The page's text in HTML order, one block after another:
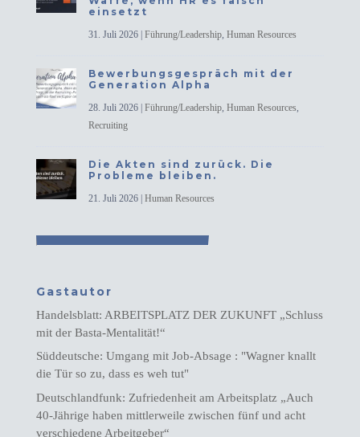
einsetzt
31. Juli 2026| Führung/Leadership, Human Resources
Bewerbungsgespräch mit der
Generation Alpha
28. Juli 2026| Führung/Leadership, Human Resources,
Recruiting
Die Akten sind zurück. Die
Probleme bleiben.
21. Juli 2026| Human Resources
Gastautor
Handelsblatt: ARBEITSPLATZ DER ZUKUNFT „Schluss
mit der Basta-Mentalität!“
Süddeutsche: Umgang mit Job-Absage : "Wagner knallt
die Tür so zu, dass es weh tut"
Deutschlandfunk: Zufriedenheit am Arbeitsplatz „Auch
40-Jährige haben mittlerweile zwischen fünf und acht
verschiedene Arbeitgeber“